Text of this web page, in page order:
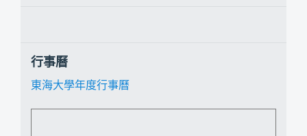
行事曆
東海大學年度行事曆